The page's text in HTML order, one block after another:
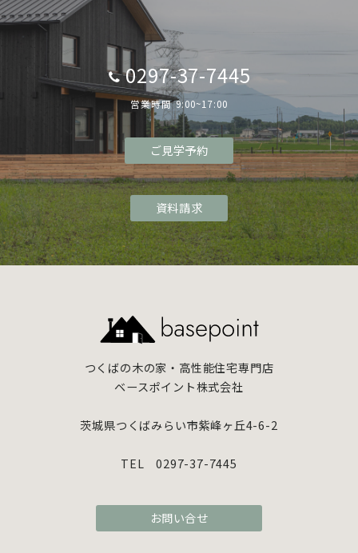
0297-37-7445
営業時間 9:00~17:00
ご見学予約
資料請求
つくばの木の家・高性能住宅専門店
ベースポイント株式会社
茨城県つくばみらい市紫峰ヶ丘4-6-2
TEL 0297-37-7445
お問い合せ